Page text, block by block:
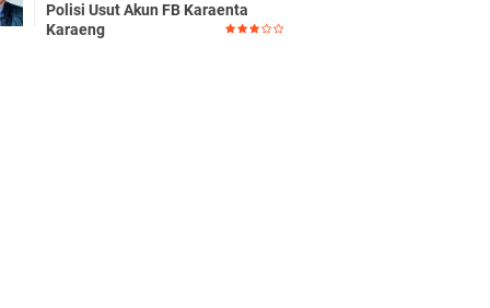
Polisi Usut Akun FB Karaenta
Karaeng